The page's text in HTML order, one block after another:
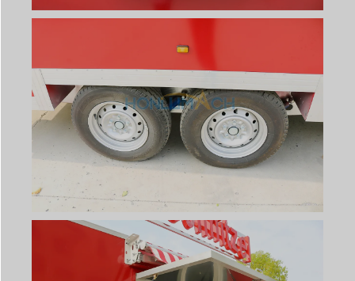
Čeština
Slovenščina
Latviešu valoda
Dansk
Hrvatski
Српски језик
Norsk nynorsk
Eesti
हिन्दी